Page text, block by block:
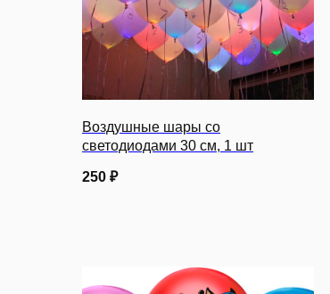
Воздушные шары со
светодиодами 30 см, 1 шт
250 ₽